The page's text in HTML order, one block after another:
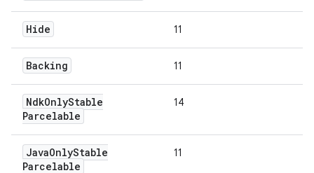
Hide 11
Backing 11
NdkOnlyStable
Parcelable
14
JavaOnlyStable
Parcelable
11